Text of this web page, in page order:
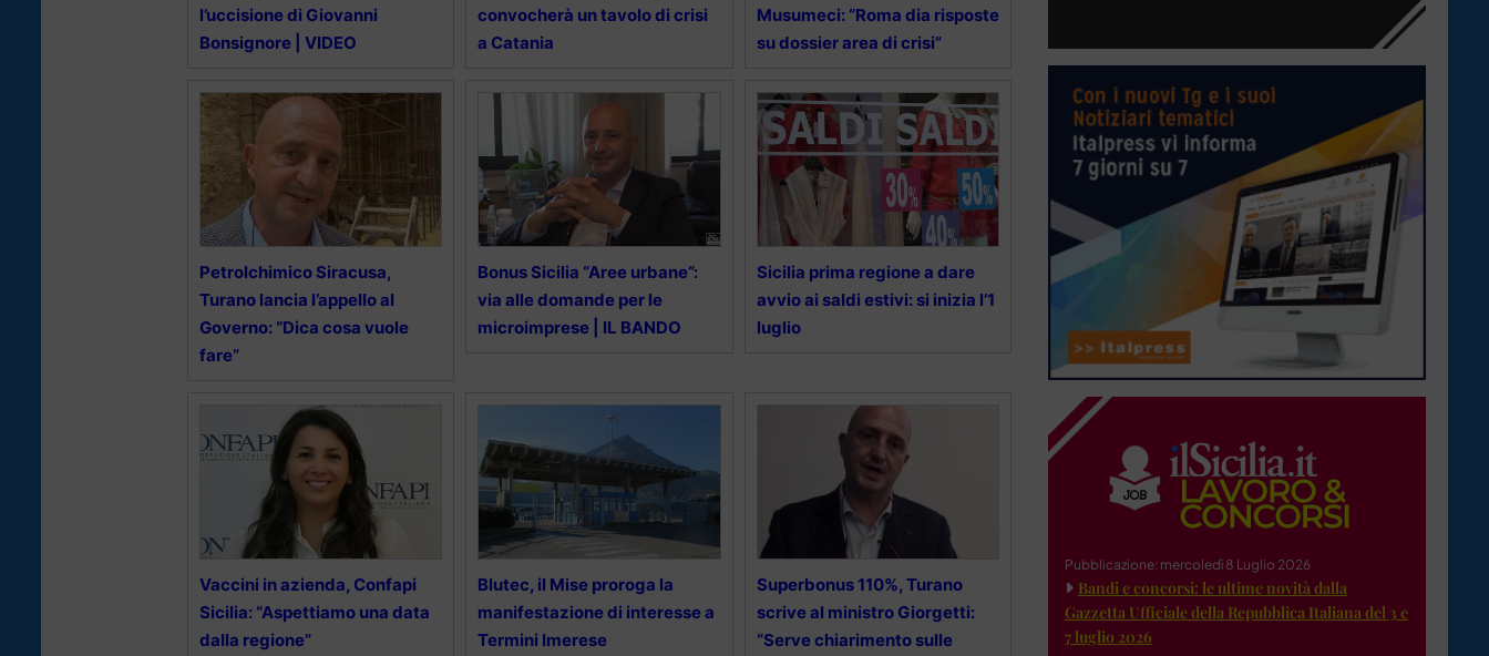
l’uccisione di Giovanni
Bonsignore | VIDEO
convocherà un tavolo di crisi
a Catania
Musumeci: “Roma dia risposte
su dossier area di crisi”
Petrolchimico Siracusa,
Turano lancia l’appello al
Governo: “Dica cosa vuole
fare”
Bonus Sicilia “Aree urbane”:
via alle domande per le
microimprese | IL BANDO
Sicilia prima regione a dare
avvio ai saldi estivi: si inizia l’1
luglio
Vaccini in azienda, Confapi
Sicilia: “Aspettiamo una data
dalla regione”
Blutec, il Mise proroga la
manifestazione di interesse a
Termini Imerese
Superbonus 110%, Turano
scrive al ministro Giorgetti:
“Serve chiarimento sulle
Pubblicazione: mercoledì 8 Luglio 2026
Bandi e concorsi: le ultime novità dalla
Gazzetta Ufficiale della Repubblica Italiana del 3 e
7 luglio 2026